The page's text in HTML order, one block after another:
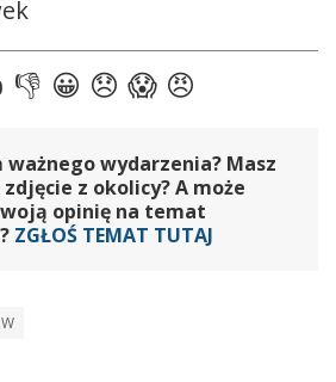
ważnego wydarzenia? Masz
z okolicy? A może
opinię na temat
ZGŁOŚ TEMAT TUTAJ